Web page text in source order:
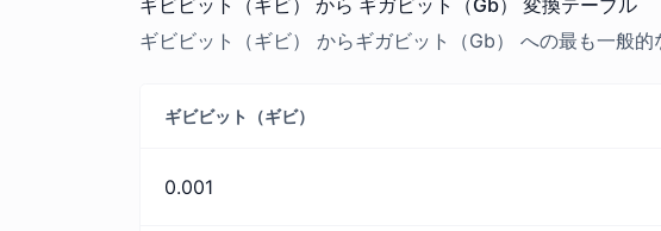
ギビビット（ギビ） から ギガビット（Gb） 変換テーブル
ギビビット（ギビ） からギガビット（Gb） への最も一般的
ギビビット（ギビ）
0.001